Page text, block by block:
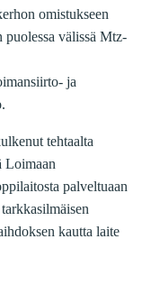
omistukseen
välissä Mtz-
ja
tehtaalta
Loimaan
palveltuaan
kautta laite